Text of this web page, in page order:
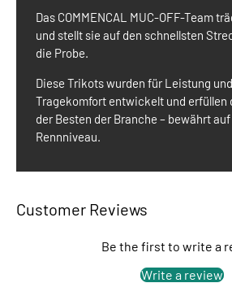
Das COMMENCAL MUC-OFF-Team
und stellt sie auf den schnellsten
die Probe.
Diese Trikots wurden für Leistung
Tragekomfort entwickelt und erfüllen
der Besten der Branche – bewährt
Rennniveau.
Customer Reviews
Be the first to write a
Write a review